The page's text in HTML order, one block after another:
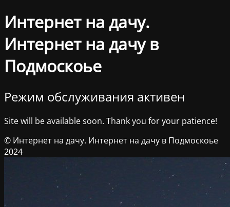
Интернет на дачу.
Интернет на дачу в
Подмоскоье
Режим обслуживания активен
Site will be available soon. Thank you for your patience!
© Интернет на дачу. Интернет на дачу в Подмоскоье
2024